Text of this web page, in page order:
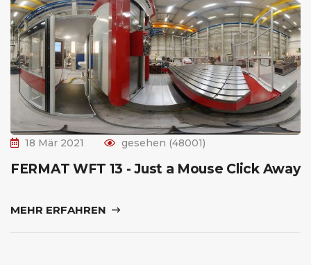
18 Mär 2021 gesehen (48001)
FERMAT WFT 13 - Just a Mouse Click Away
MEHR ERFAHREN